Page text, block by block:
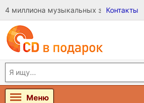
4 миллиона музыкальных записей на
Контакты
Меню